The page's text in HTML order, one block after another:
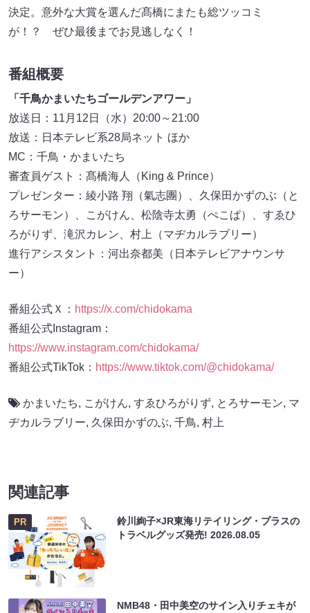
決定。意外な大賞を選んだ髙橋にまたも総ツッコミ
が！？ ぜひ最後までお見逃しなく！
番組概要
「千鳥かまいたちゴールデンアワー」
放送日：11月12日（水）20:00～21:00
放送：日本テレビ系28局ネット ほか
MC：千鳥・かまいたち
審査員ゲスト：髙橋海人（King & Prince）
プレゼンター：綾小路 翔（氣志團）、久保田かずのぶ（と
ろサーモン）、こがけん、松陰寺太勇（ぺこぱ）、すゑひ
ろがりず、滝沢カレン、村上（マヂカルラブリー）
進行アシスタント：河出奈都美（日本テレビアナウンサ
ー）
番組公式Ｘ： https://x.com/chidokama
番組公式Instagram：
https://www.instagram.com/chidokama/
番組公式TikTok： https://www.tiktok.com/@chidokama/
かまいたち, こがけん, すゑひろがりず, とろサーモン, マ
ヂカルラブリー, 久保田かずのぶ, 千鳥, 村上
関連記事
PR
鈴川絢子×JR東海リテイリング・プラスの
トラベルグッズ発売!2026.08.05
NMB48・田中美空のサイン入りチェキが